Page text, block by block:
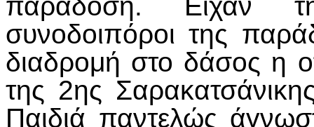
συνοδοιπόροι της
διαδρομή στο δάσος η
της 2ης
Παιδιά παντελώς